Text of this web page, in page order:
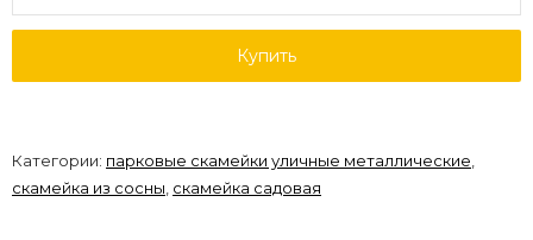
Купить
Категории: парковые скамейки уличные металлические,
скамейка из сосны, скамейка садовая